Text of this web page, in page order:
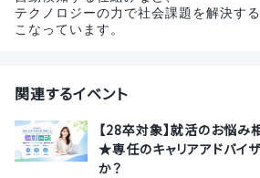
テクノロジーの力で社会課題を解決す
こなっています。
関連するイベント
【28卒対象】就活のお悩
★専任のキャリアアドバイ
か？